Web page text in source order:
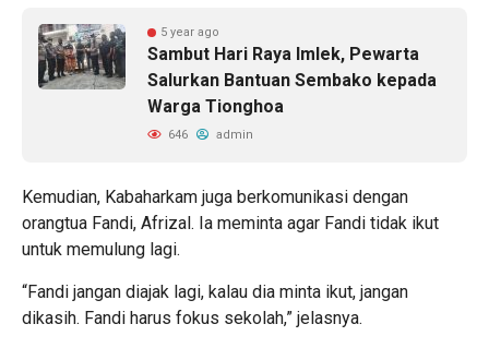
5 year ago
Sambut Hari Raya Imlek, Pewarta
Salurkan Bantuan Sembako kepada
Warga Tionghoa
646 admin
Kemudian, Kabaharkam juga berkomunikasi dengan
orangtua Fandi, Afrizal. Ia meminta agar Fandi tidak ikut
untuk memulung lagi.
“Fandi jangan diajak lagi, kalau dia minta ikut, jangan
dikasih. Fandi harus fokus sekolah,” jelasnya.